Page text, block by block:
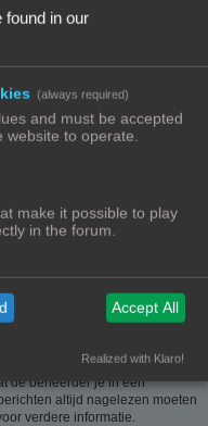
dienende knop klikken bij
paar verplichte stappen
van een bericht?
af te werken en te plaatsen.
optie, in het
berichten eerst nagekeken
de beheerder je in een
altijd nagelezen moeten
verdere informatie.
found in our
(always required)
and must be accepted
to operate.
make it possible to play
in the forum.
Accept All
Realized with Klaro!